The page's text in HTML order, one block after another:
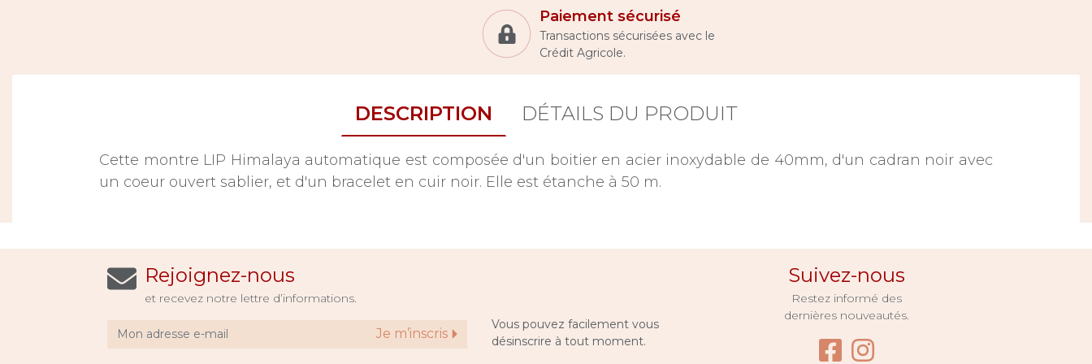
Paiement sécurisé
Transactions sécurisées avec le
Crédit Agricole.
DESCRIPTION DÉTAILS DU PRODUIT
Cette montre LIP Himalaya automatique est composée d'un boitier en acier inoxydable de 40mm, d'un cadran noir avec
un coeur ouvert sablier, et d'un bracelet en cuir noir. Elle est étanche à 50 m.
Rejoignez-nous
et recevez notre lettre d’informations.
Je m’inscris
Vous pouvez facilement vous
désinscrire à tout moment.
Suivez-nous
Restez informé des
dernières nouveautés.
Facebook Bijouterie